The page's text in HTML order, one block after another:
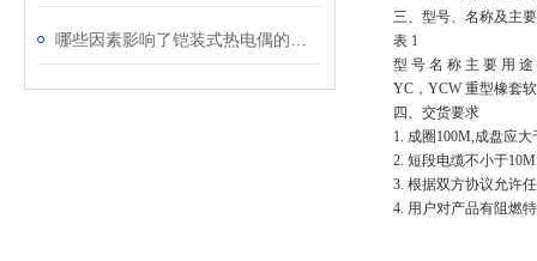
三、型号、名称及主
表 1
型 号 名 称 主 要 用 途
YC ， YCW 重型橡套
四、交货要求
1. 成圈 100M,成盘应大
2. 短段电缆不小于10M
3. 根据双方协议允许
4. 用户对产品有阻燃